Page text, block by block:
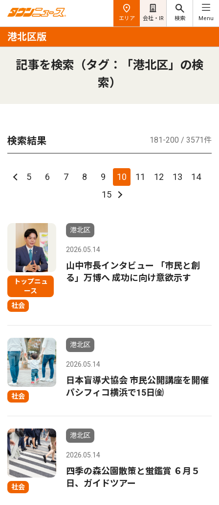
エリア 会社・IR 検索 Menu
港北区版
記事を検索（タグ：「港北区」の検
索）
検索結果 181-200 / 3571件
5 6 7 8 9 10 11 12 13
14
15
トップニュ
ース
社会
港北区
2026.05.14
山中市長インタビュー 「市民と創
る」万博へ 成功に向け意欲示す
社会
港北区
2026.05.14
日本盲導犬協会 市民公開講座を開催
パシフィコ横浜で15日㈮
社会
港北区
2026.05.14
四季の森公園散策と蛍鑑賞 ６月５
日、ガイドツアー